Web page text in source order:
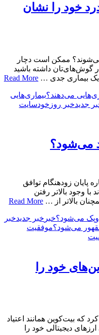
خود را نشان
ممکن است دچار
داشته باشید
یک بیماری جدی … Read More
می‌دهند؟بیماری‌هایی
جدیدخبر روز خودسایت
می‌شود؟
پایان زودهنگام توافق
با وجود بالاتر رفتن
بالاتر از … Read More
می‌شود؟خبر خبر جدیدخبر
می‌شود؟موفقیت
خود را
کرد که بیت‌کوین همانند اعتیاد
دیجیتالی خود را